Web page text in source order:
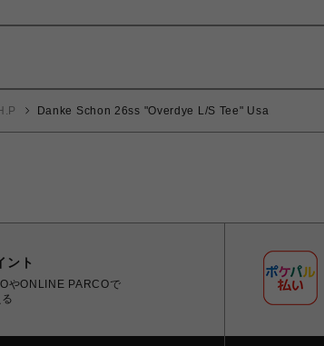
Danke Schon 26ss "Overdye L/S Tee" Usa
ント
やONLINE PARCOで